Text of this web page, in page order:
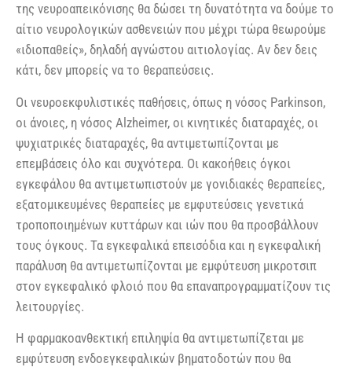
της νευροαπεικόνισης θα δώσει τη δυνατότητα να δούμε το
αίτιο νευρολογικών ασθενειών που μέχρι τώρα θεωρούμε
«ιδιοπαθείς», δηλαδή αγνώστου αιτιολογίας. Αν δεν δεις
κάτι, δεν μπορείς να το θεραπεύσεις.
Οι νευροεκφυλιστικές παθήσεις, όπως η νόσος Parkinson,
οι άνοιες, η νόσος Alzheimer, οι κινητικές διαταραχές, οι
ψυχιατρικές διαταραχές, θα αντιμετωπίζονται με
επεμβάσεις όλο και συχνότερα. Οι κακοήθεις όγκοι
εγκεφάλου θα αντιμετωπιστούν με γονιδιακές θεραπείες,
εξατομικευμένες θεραπείες με εμφυτεύσεις γενετικά
τροποποιημένων κυττάρων και ιών που θα προσβάλλουν
τους όγκους. Τα εγκεφαλικά επεισόδια και η εγκεφαλική
παράλυση θα αντιμετωπίζονται με εμφύτευση μικροτσιπ
στον εγκεφαλικό φλοιό που θα επαναπρογραμματίζουν τις
λειτουργίες.
Η φαρμακοανθεκτική επιληψία θα αντιμετωπίζεται με
εμφύτευση ενδοεγκεφαλικών βηματοδοτών που θα